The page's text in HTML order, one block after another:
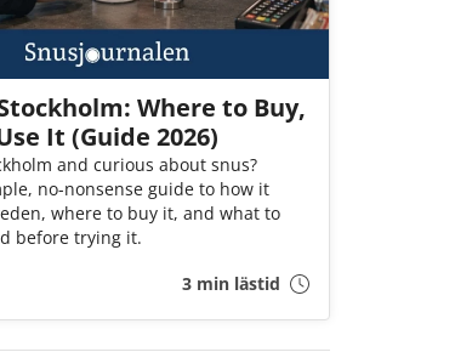
Where to Buy,
It (Guide 2026)
and curious about snus?
no-nonsense guide to how it
where to buy it, and what to
before trying it.
3 min lästid